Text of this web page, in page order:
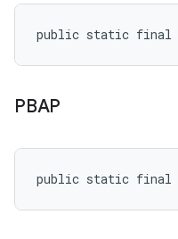
public static final
PBAP
public static final